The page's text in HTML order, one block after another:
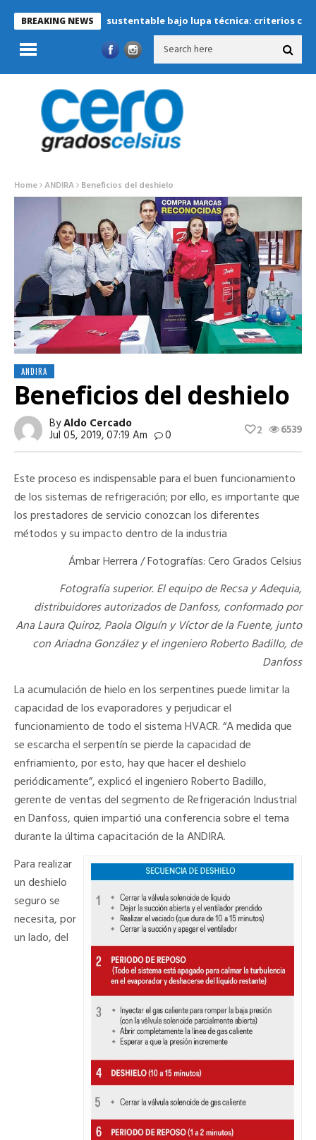
BREAKING NEWSsustentable bajo lupa técnica: criterios críticos
Home ANDIRA Beneficios del deshielo
ANDIRA
Beneficios del deshielo
ByAldo Cercado
Jul 05, 2019, 07:19 Am 0 6539
2
Este proceso es indispensable para el buen funcionamiento
de los sistemas de refrigeración; por ello, es importante que
los prestadores de servicio conozcan los diferentes
métodos y su impacto dentro de la industria
Ámbar Herrera / Fotografías: Cero Grados Celsius
Fotografía superior. El equipo de Recsa y Adequia,
distribuidores autorizados de Danfoss, conformado por
Ana Laura Quiroz, Paola Olguín y Víctor de la Fuente, junto
con Ariadna González y el ingeniero Roberto Badillo, de
Danfoss
La acumulación de hielo en los serpentines puede limitar la
capacidad de los evaporadores y perjudicar el
funcionamiento de todo el sistema HVACR. “A medida que
se escarcha el serpentín se pierde la capacidad de
enfriamiento, por esto, hay que hacer el deshielo
periódicamente”, explicó el ingeniero Roberto Badillo,
gerente de ventas del segmento de Refrigeración Industrial
en Danfoss, quien impartió una conferencia sobre el tema
durante la última capacitación de la ANDIRA.
Para realizar
un deshielo
seguro se
necesita, por
un lado, del